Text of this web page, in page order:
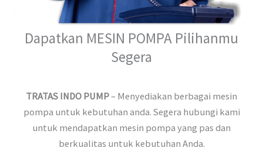
Dapatkan MESIN POMPA Pilihanmu
Segera
TRATAS INDO PUMP– Menyediakan berbagai mesin
pompa untuk kebutuhan anda. Segera hubungi kami
untuk mendapatkan mesin pompa yang pas dan
berkualitas untuk kebutuhan Anda.